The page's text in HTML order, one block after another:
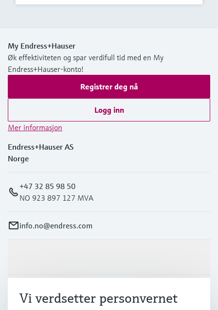
My Endress+Hauser
Øk effektiviteten og spar verdifull tid med en My
Endress+Hauser-konto!
Registrer deg nå
Logg inn
Mer informasjon
Endress+Hauser AS
Norge
+47 32 85 98 50
NO 923 897 127 MVA
info.no@endress.com
Industrier
Vi verdsetter personvernet